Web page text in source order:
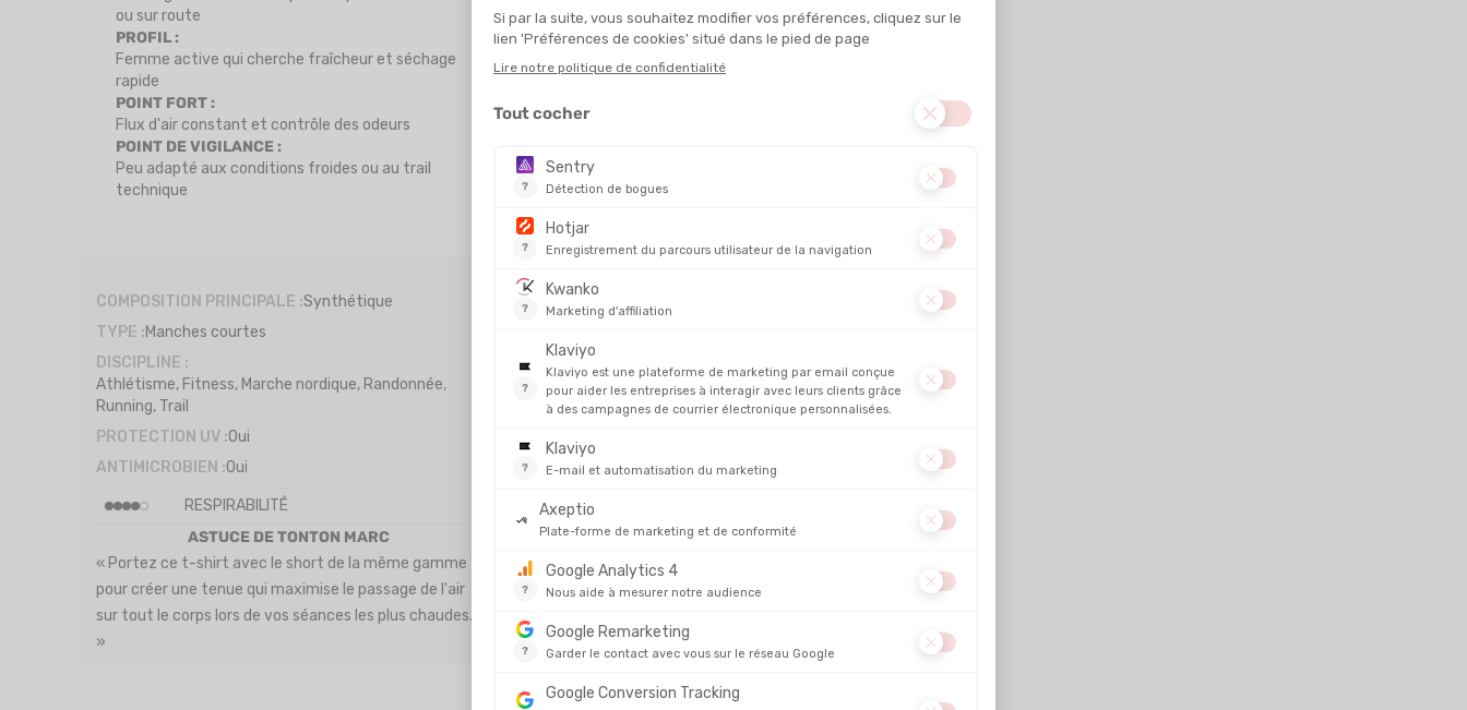
ou sur route
PROFIL :
Femme active qui cherche fraîcheur et séchage
rapide
POINT FORT :
Flux d'air constant et contrôle des odeurs
POINT DE VIGILANCE :
Peu adapté aux conditions froides ou au trail
technique
COMPOSITION PRINCIPALE :Synthétique
TYPE :Manches courtes
DISCIPLINE :
Athlétisme, Fitness, Marche nordique, Randonnée,
Running, Trail
PROTECTION UV :Oui
ANTIMICROBIEN :Oui
RESPIRABILITÉ
ASTUCE DE TONTON MARC
« Portez ce t-shirt avec le short de la même gamme
pour créer une tenue qui maximise le passage de l'air
sur tout le corps lors de vos séances les plus chaudes.
»